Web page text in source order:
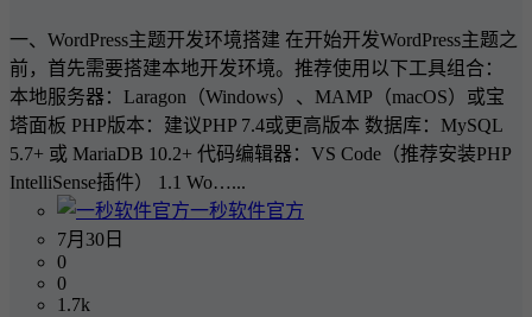
一、WordPress主题开发环境搭建 在开始开发WordPress主题之
前，首先需要搭建本地开发环境。推荐使用以下工具组合：
本地服务器：Laragon（Windows）、MAMP（macOS）或宝
塔面板 PHP版本：建议PHP 7.4或更高版本 数据库：MySQL
5.7+ 或 MariaDB 10.2+ 代码编辑器：VS Code（推荐安装PHP
IntelliSense插件） 1.1 Wo…...
一秒软件官方
7月30日
0
0
1.7k